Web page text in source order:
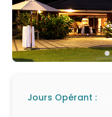
Jours Opérant :